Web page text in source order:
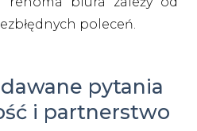
poleceń.
pytania
i partnerstwo